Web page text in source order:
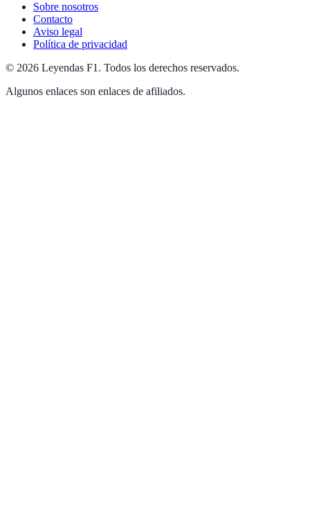
Sobre nosotros
Contacto
Aviso legal
Política de privacidad
© 2026 Leyendas F1 . Todos los derechos reservados.
Algunos enlaces son enlaces de afiliados.